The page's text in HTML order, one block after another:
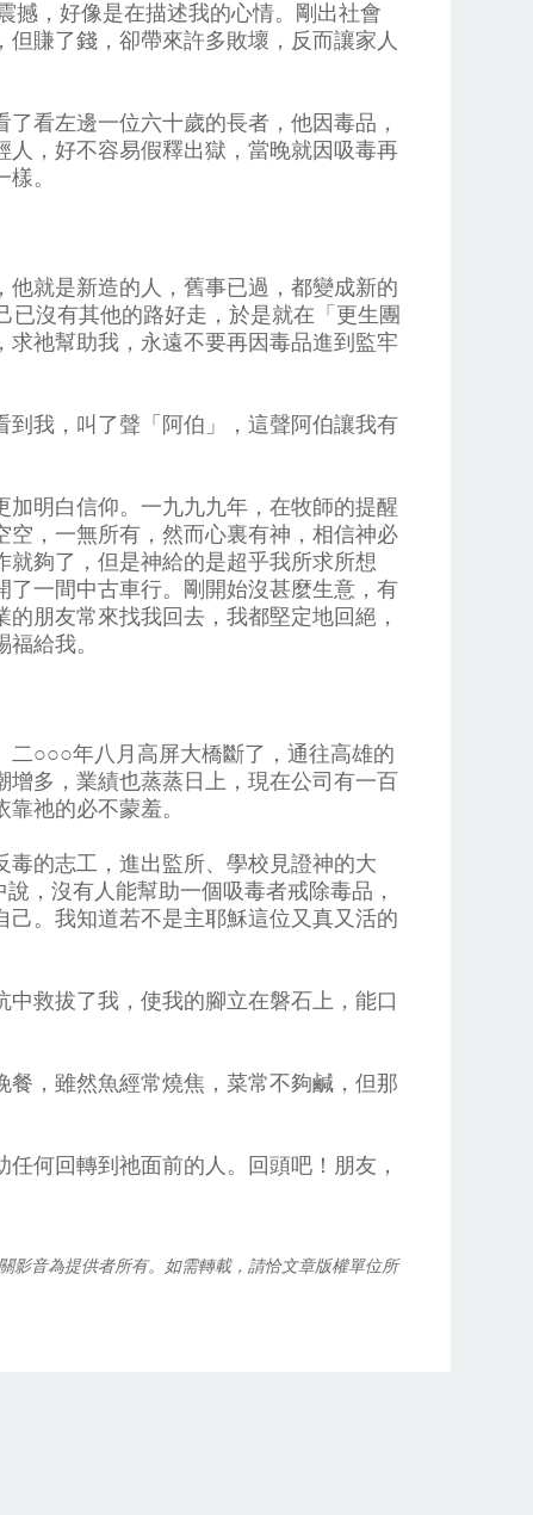
撼，好像是在描述我的心情。剛出社會
賺了錢，卻帶來許多敗壞，反而讓家人
看左邊一位六十歲的長者，他因毒品，
，好不容易假釋出獄，當晚就因吸毒再
。
就是新造的人，舊事已過，都變成新的
沒有其他的路好走，於是就在「更生團
祂幫助我，永遠不要再因毒品進到監牢
我，叫了聲「阿伯」，這聲阿伯讓我有
明白信仰。一九九九年，在牧師的提醒
，一無所有，然而心裏有神，相信神必
夠了，但是神給的是超乎我所求所想
一間中古車行。剛開始沒甚麼生意，有
朋友常來找我回去，我都堅定地回絕，
給我。
二○○○年八月高屏大橋斷了，通往高雄的
多，業績也蒸蒸日上，現在公司有一百
祂的必不蒙羞。
的志工，進出監所、學校見證神的大
，沒有人能幫助一個吸毒者戒除毒品，
。我知道若不是主耶穌這位又真又活的
救拔了我，使我的腳立在磐石上，能口
，雖然魚經常燒焦，菜常不夠鹹，但那
何回轉到祂面前的人。回頭吧！朋友，
影音為提供者所有。如需轉載，請恰文章版權單位所